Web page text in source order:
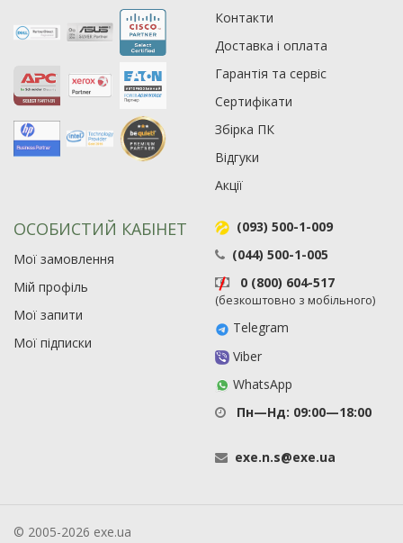
Контакти
Доставка і оплата
Гарантія та сервіс
Сертифікати
Збірка ПК
Відгуки
Акції
ОСОБИСТИЙ КАБІНЕТ
Мої замовлення
Мій профіль
Мої запити
Мої підписки
(093) 500-1-009
(044) 500-1-005
0 (800) 604-517
(безкоштовно з мобільного)
Telegram
Viber
WhatsApp
Пн—Нд: 09:00—18:00
exe.n.s@exe.ua
© 2005-2026 exe.ua